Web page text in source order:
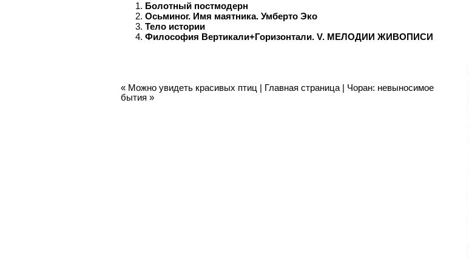
Болотный постмодерн
Осьминог. Имя маятника. Умберто Эко
Тело истории
Философия Вертикали+Горизонтали. V. МЕЛОДИИ ЖИВОПИСИ
« Можно увидеть красивых птиц | Главная страница | Чоран: невыносимое
бытия »